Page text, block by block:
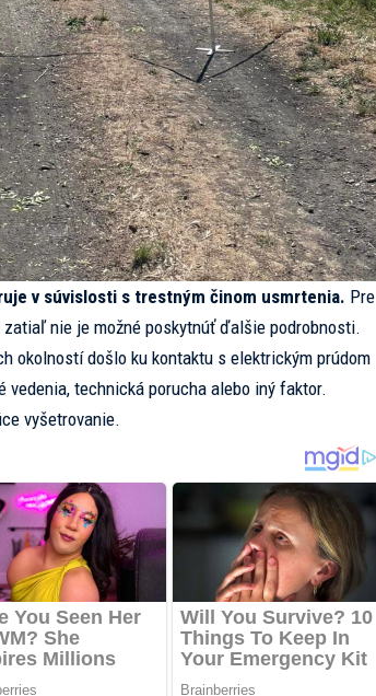
v súvislosti s trestným činom usmrtenia. Pre
nie je možné poskytnúť ďalšie podrobnosti.
okolností došlo ku kontaktu s elektrickým prúdom
technická porucha alebo iný faktor.
vyšetrovanie.